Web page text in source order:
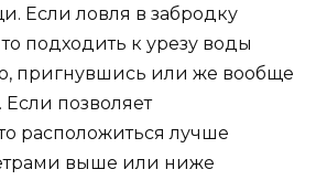
Если ловля в забродку
подходить к урезу воды
пригнувшись или же вообще
Если позволяет
расположиться лучше
выше или ниже